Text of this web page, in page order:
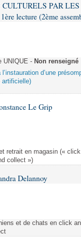
PAR LES
lecture (2ème
UNIQUE - Non renseigné
d’une
artificielle)
Le Grip
retrait en magasin («
collect »)
Delannoy
et de chats en click